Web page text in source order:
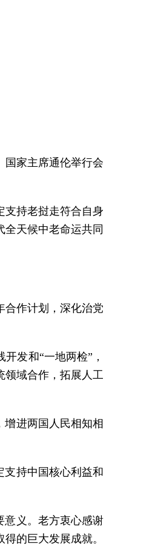
国家主席通伦举行会
支持老挝走符合自身
天候中老命运共同
合作计划，深化治党
发和“一地两检”，
领域合作，拓展人工
进两国人民相知相
支持中国核心利益和
意义。老方衷心感谢
的巨大发展成就。